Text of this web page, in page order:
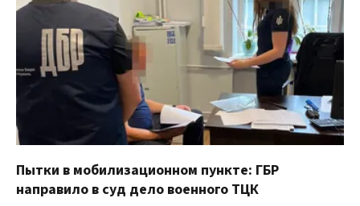
Пытки в мобилизационном пункте: ГБР
направило в суд дело военного ТЦК